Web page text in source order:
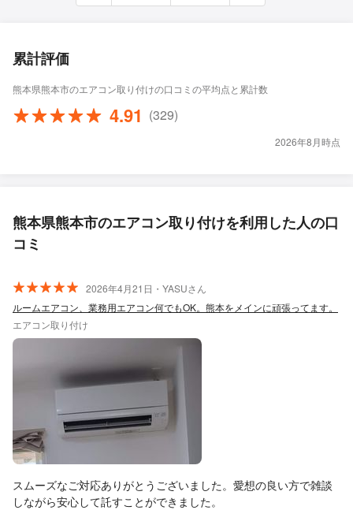
累計評価
熊本県熊本市のエアコン取り付けの口コミの平均点と累計数
4.91 (329)
2026年8月時点
熊本県熊本市のエアコン取り付けを利用した人の口
コミ
2026年4月21日・YASUさん
ルームエアコン、業務用エアコン何でもOK。熊本をメインに頑張ってます。
エアコン取り付け
スムーズなご対応ありがとうございました。愛想の良い方で雑談
しながら安心して託すことができました。